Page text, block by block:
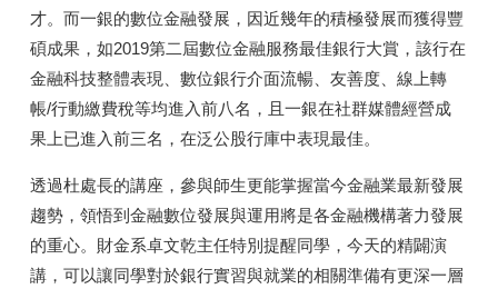
才。而一銀的數位金融發展，因近幾年的積極發展而獲得豐
碩成果，如2019第二屆數位金融服務最佳銀行大賞，該行在
金融科技整體表現、數位銀行介面流暢、友善度、線上轉
帳/行動繳費稅等均進入前八名，且一銀在社群媒體經營成
果上已進入前三名，在泛公股行庫中表現最佳。
透過杜處長的講座，參與師生更能掌握當今金融業最新發展
趨勢，領悟到金融數位發展與運用將是各金融機構著力發展
的重心。財金系卓文乾主任特別提醒同學，今天的精闢演
講，可以讓同學對於銀行實習與就業的相關準備有更深一層